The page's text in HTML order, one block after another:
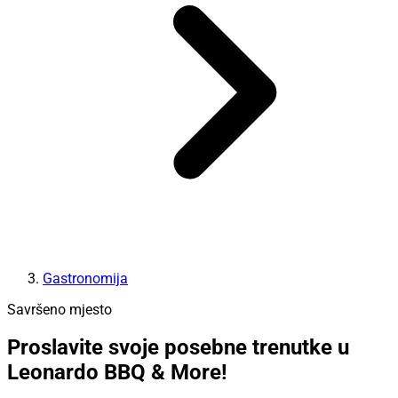
Gastronomija
Savršeno mjesto
Proslavite svoje posebne trenutke u
Leonardo BBQ & More!